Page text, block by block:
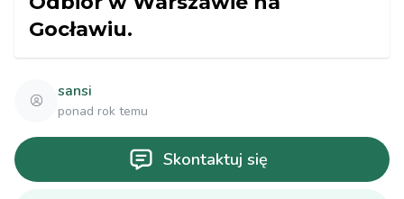
Gocławiu.
sansi
ponad rok temu
Skontaktuj się